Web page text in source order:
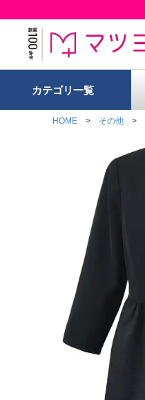
カテゴリ一覧
HOME その他